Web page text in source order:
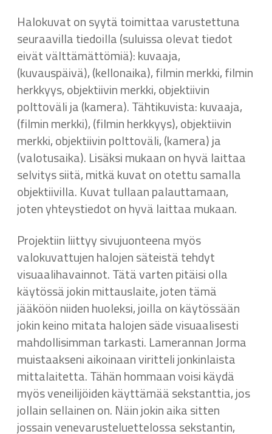
Halokuvat on syytä toimittaa varustettuna
seuraavilla tiedoilla (suluissa olevat tiedot
eivät välttämättömiä): kuvaaja,
(kuvauspäivä), (kellonaika), filmin merkki, filmin
herkkyys, objektiivin merkki, objektiivin
polttoväli ja (kamera). Tähtikuvista: kuvaaja,
(filmin merkki), (filmin herkkyys), objektiivin
merkki, objektiivin polttoväli, (kamera) ja
(valotusaika). Lisäksi mukaan on hyvä laittaa
selvitys siitä, mitkä kuvat on otettu samalla
objektiivilla. Kuvat tullaan palauttamaan,
joten yhteystiedot on hyvä laittaa mukaan.
Projektiin liittyy sivujuonteena myös
valokuvattujen halojen säteistä tehdyt
visuaalihavainnot. Tätä varten pitäisi olla
käytössä jokin mittauslaite, joten tämä
jääköön niiden huoleksi, joilla on käytössään
jokin keino mitata halojen säde visuaalisesti
mahdollisimman tarkasti. Lamerannan Jorma
muistaakseni aikoinaan viritteli jonkinlaista
mittalaitetta. Tähän hommaan voisi käydä
myös veneilijöiden käyttämää sekstanttia, jos
jollain sellainen on. Näin jokin aika sitten
jossain venevarusteluettelossa sekstantin,